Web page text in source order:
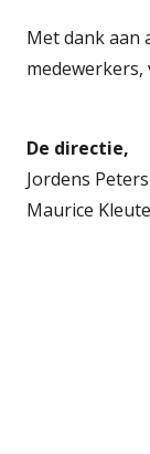
Met dank aan
De directie,
Jordens Peters
Maurice